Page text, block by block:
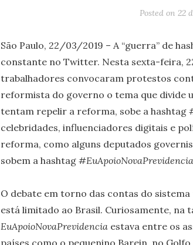
Posted on22
São Paulo, 22/03/2019 – A “guerra” de
constante no Twitter. Nesta sexta-feira,
trabalhadores convocaram protestos
reformista do governo o tema que divide
tentam repelir a reforma, sobe a hashtag
celebridades, influenciadores digitais e
reforma, como alguns deputados
sobem a hashtag #EuApoioNovaPrevidencia
O debate em torno das contas do
está limitado ao Brasil. Curiosamente, na
EuApoioNovaPrevidenciaestava entre os
países como o pequenino Barein, no